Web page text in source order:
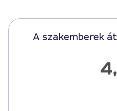
A szakemberek